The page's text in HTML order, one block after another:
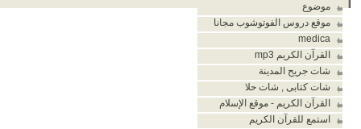
موضوع
موقع دروس الفوتوشوب مجانا
medica
القرآن الكريم mp3
شات جريح المدينة
شات كتابى , شات حلا
القرآن الكريم - موقع الإسلام
استمع للقرآن الكريم